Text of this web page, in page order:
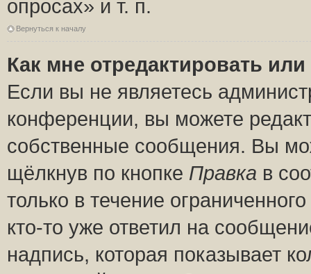
опросах» и т. п.
Вернуться к началу
Как мне отредактировать
Если вы не являетесь
конференции, вы можете
собственные сообщения. Вы
щёлкнув по кнопке Правка в
только в течение
кто-то уже ответил на
надпись, которая показывает